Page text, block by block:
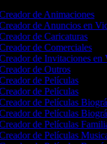
de Animaciones
de Anuncios en
de Caricaturas
de Comerciales
de Invitaciones en
de Outros
de Películas
de Películas
de Películas
de Películas
de Películas
de Películas